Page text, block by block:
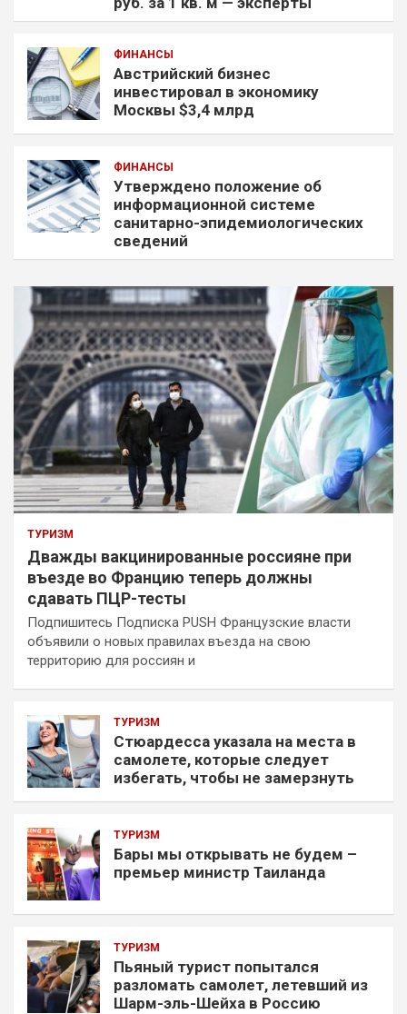
ФИНАНСЫ
Австрийский бизнес
инвестировал в экономику
Москвы $3,4 млрд
ФИНАНСЫ
Утверждено положение об
информационной системе
санитарно-эпидемиологических
сведений
ТУРИЗМ
Дважды вакцинированные россияне при
въезде во Францию теперь должны
сдавать ПЦР-тесты
Подпишитесь Подписка PUSH Французские власти
объявили о новых правилах въезда на свою
территорию для россиян и
ТУРИЗМ
Стюардесса указала на места в
самолете, которые следует
избегать, чтобы не замерзнуть
ТУРИЗМ
Бары мы открывать не будем –
премьер министр Таиланда
ТУРИЗМ
Пьяный турист попытался
разломать самолет, летевший из
Шарм-эль-Шейха в Россию